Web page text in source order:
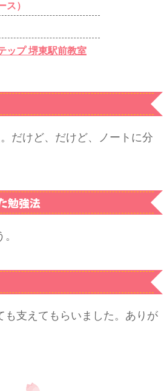
）
ップ 堺東駅前教室
だけど、だけど、ノートに分
勉強法
支えてもらいました。ありが